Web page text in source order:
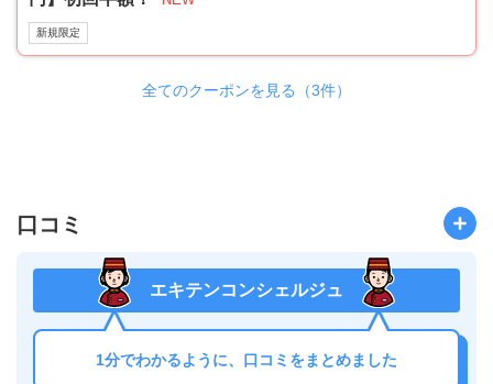
新規限定
全てのクーポンを見る（3件）
口コミ
エキテンコンシェルジュ
1分でわかるように、口コミをまとめました